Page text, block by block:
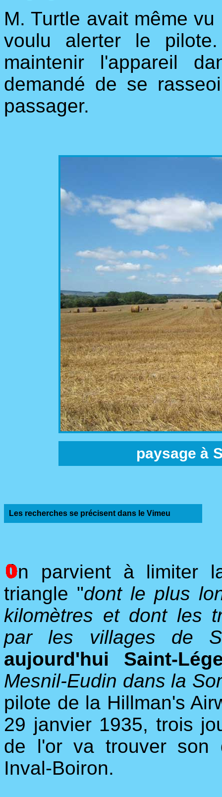
M. Turtle avait même
voulu alerter le
maintenir l'appareil
demandé de se
passager.
paysage à
Les recherches se précisent dans le Vimeu
n parvient à limiter
triangle "dont le plus
kilomètres et dont les
par les villages de
aujourd'hui Saint-
Mesnil-Eudin dans la
pilote de la Hillman's
29 janvier 1935, trois
de l'or va trouver son
Inval-Boiron.